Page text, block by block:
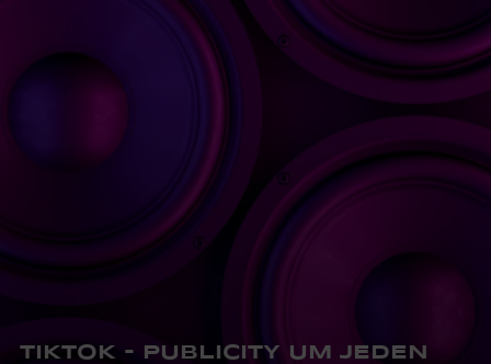
TIKTOK - PUBLICITY UM JEDEN